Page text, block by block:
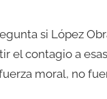
si López
el contagio a
moral, no